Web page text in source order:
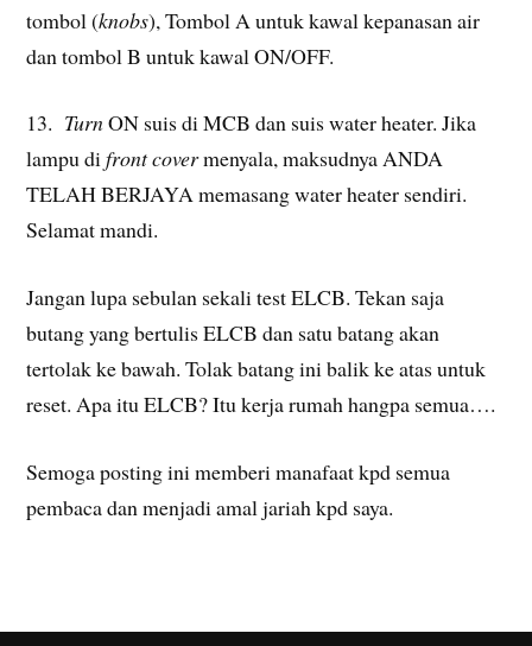
tombol (knobs), Tombol A untuk kawal kepanasan air
dan tombol B untuk kawal ON/OFF.
13. TurnON suis di MCB dan suis water heater. Jika
lampu difront covermenyala, maksudnya ANDA
TELAH BERJAYA memasang water heater sendiri.
Selamat mandi.
Jangan lupa sebulan sekali test ELCB. Tekan saja
butang yang bertulis ELCB dan satu batang akan
tertolak ke bawah. Tolak batang ini balik ke atas untuk
reset. Apa itu ELCB? Itu kerja rumah hangpa semua….
Semoga posting ini memberi manafaat kpd semua
pembaca dan menjadi amal jariah kpd saya.